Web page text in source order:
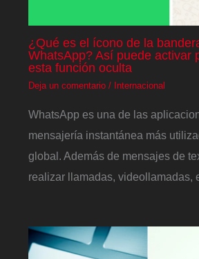
¿Qué es el ícono de la
WhatsApp? Así puede activar
esta función oculta
Deja un comentario / Internacional
WhatsApp es una de las
mensajería instantánea más
global. Además de mensajes de
realizar llamadas, videollamadas,